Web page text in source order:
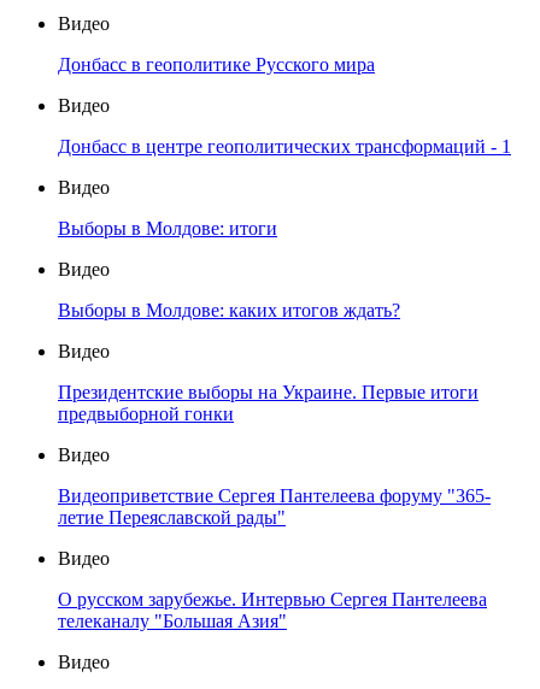
Видео
Донбасс в геополитике Русского мира
Видео
Донбасс в центре геополитических трансформаций - 1
Видео
Выборы в Молдове: итоги
Видео
Выборы в Молдове: каких итогов ждать?
Видео
Президентские выборы на Украине. Первые итоги
предвыборной гонки
Видео
Видеоприветствие Сергея Пантелеева форуму "365-
летие Переяславской рады"
Видео
О русском зарубежье. Интервью Сергея Пантелеева
телеканалу "Большая Азия"
Видео